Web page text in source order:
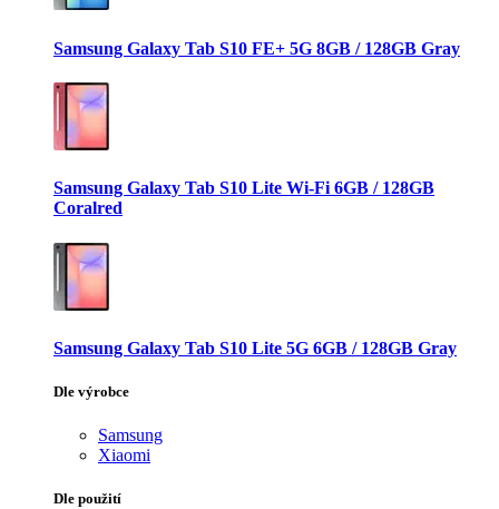
Samsung Galaxy Tab S10 FE+ 5G 8GB / 128GB Gray
Samsung Galaxy Tab S10 Lite Wi-Fi 6GB / 128GB
Coralred
Samsung Galaxy Tab S10 Lite 5G 6GB / 128GB Gray
Dle výrobce
Samsung
Xiaomi
Dle použití